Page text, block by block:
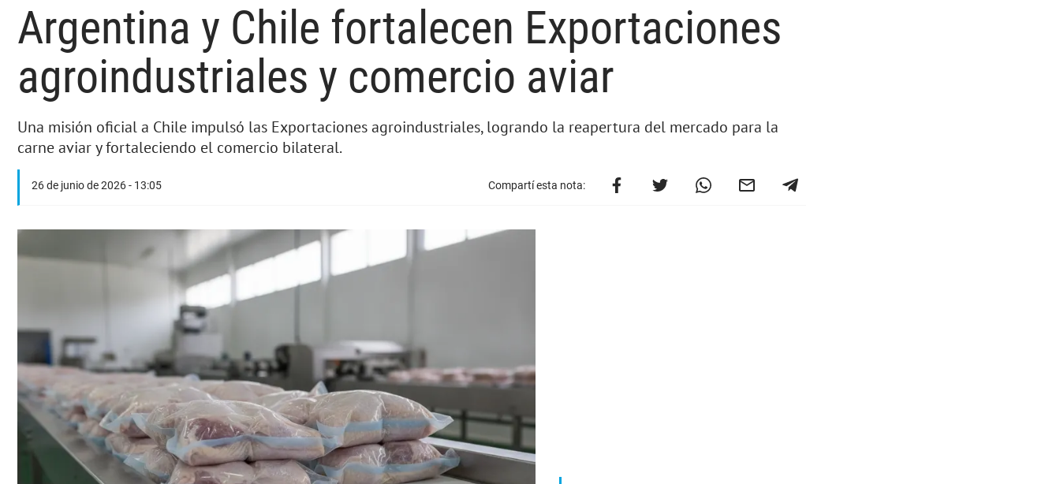
Argentina y Chile fortalecen Exportaciones
agroindustriales y comercio aviar
Una misión oficial a Chile impulsó las Exportaciones agroindustriales, logrando la reapertura del mercado para la
carne aviar y fortaleciendo el comercio bilateral.
26 de junio de 2026 - 13:05 Compartí esta nota: